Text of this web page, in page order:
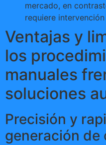
mercado, en
requiere intervención
Ventajas y
los
manuales
soluciones
Precisión y
generación de